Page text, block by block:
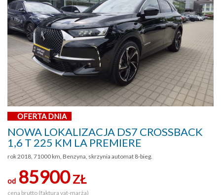
OFERTA DNIA
NOWA LOKALIZACJA DS7 CROSSBACK
1,6 T 225 KM LA PREMIERE
rok 2018, 71000 km, Benzyna, skrzynia automat 8-bieg.
od 85900ZŁ
cena brutto (faktura vat-marża)